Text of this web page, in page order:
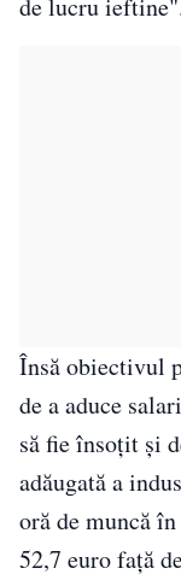
de lucru
Însă obiectivul
de a aduce
să fie însoţit şi
adăugată a
oră de muncă
52,7 euro faţă